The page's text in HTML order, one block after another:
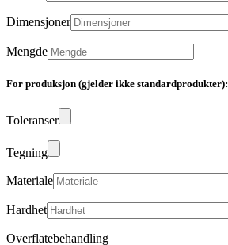
Dimensjoner
Mengde
For produksjon (gjelder ikke standardprodukter):
Toleranser
Tegning
Materiale
Hardhet
Overflatebehandling